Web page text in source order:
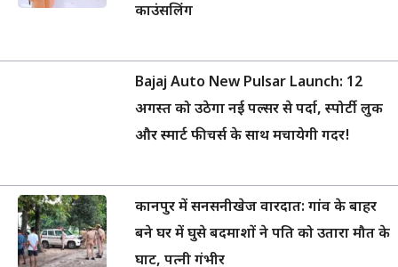
काउंसलिंग
Bajaj Auto New Pulsar Launch: 12
अगस्त को उठेगा नई पल्सर से पर्दा, स्पोर्टी लुक
और स्मार्ट फीचर्स के साथ मचायेगी गदर!
कानपुर में सनसनीखेज वारदात: गांव के बाहर
बने घर में घुसे बदमाशों ने पति को उतारा मौत के
घाट, पत्नी गंभीर